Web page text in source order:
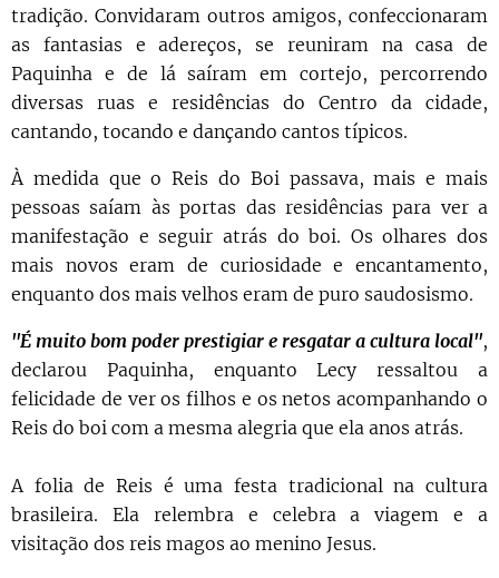
tradição. Convidaram outros amigos, confeccionaram
as fantasias e adereços, se reuniram na casa de
Paquinha e de lá saíram em cortejo, percorrendo
diversas ruas e residências do Centro da cidade,
cantando, tocando e dançando cantos típicos.
À medida que o Reis do Boi passava, mais e mais
pessoas saíam às portas das residências para ver a
manifestação e seguir atrás do boi. Os olhares dos
mais novos eram de curiosidade e encantamento,
enquanto dos mais velhos eram de puro saudosismo.
"É muito bom poder prestigiar e resgatar a cultura local",
declarou Paquinha, enquanto Lecy ressaltou a
felicidade de ver os filhos e os netos acompanhando o
Reis do boi com a mesma alegria que ela anos atrás.
A folia de Reis é uma festa tradicional na cultura
brasileira. Ela relembra e celebra a viagem e a
visitação dos reis magos ao menino Jesus.